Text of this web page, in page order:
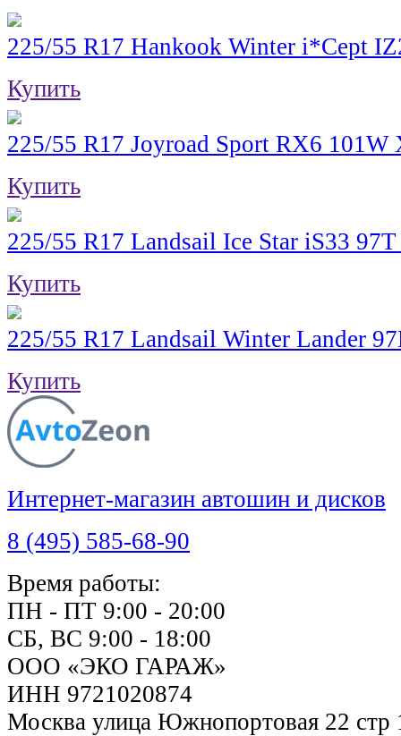
225/55 R17 Hankook Winter i*Cept
Купить
225/55 R17 Joyroad Sport RX6 101W
Купить
225/55 R17 Landsail Ice Star iS33
Купить
225/55 R17 Landsail Winter Lander
Купить
Интернет-магазин автошин и дисков
8 (495) 585-68-90
Время работы:
ПН - ПТ 9:00 - 20:00
СБ, ВС 9:00 - 18:00
ООО «ЭКО ГАРАЖ»
ИНН 9721020874
Москва улица Южнопортовая 22 стр